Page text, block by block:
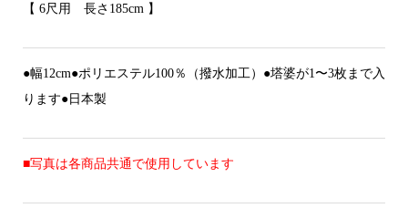
【 6尺用 長さ185cm 】
●幅12cm●ポリエステル100％（撥水加工）●塔婆が1〜3枚まで入
ります●日本製
■写真は各商品共通で使用しています